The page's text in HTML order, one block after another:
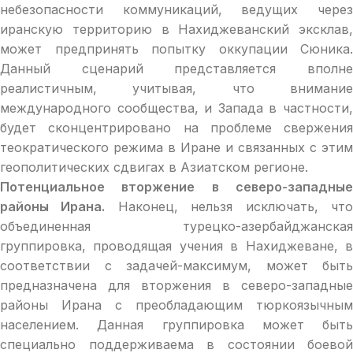
небезопасности коммуникаций, ведущих через
иранскую территорию в Нахиджеванский эксклав,
может предпринять попытку оккупации Сюника.
Данный сценарий представляется вполне
реалистичным, учитывая, что внимание
международного сообщества, и Запада в частности,
будет сконцентрировано на проблеме свержения
теократического режима в Иране и связанных с этим
геополитических сдвигах в Азиатском регионе.
Потенциальное вторжение в северо-западные
районы Ирана. Наконец, нельзя исключать, что
объединенная турецко-азербайджанская
группировка, проводящая учения в Нахиджеване, в
соответствии с задачей-максимум, может быть
предназначена для вторжения в северо-западные
районы Ирана с преобладающим тюркоязычным
населением. Данная группировка может быть
специально поддерживаема в состоянии боевой